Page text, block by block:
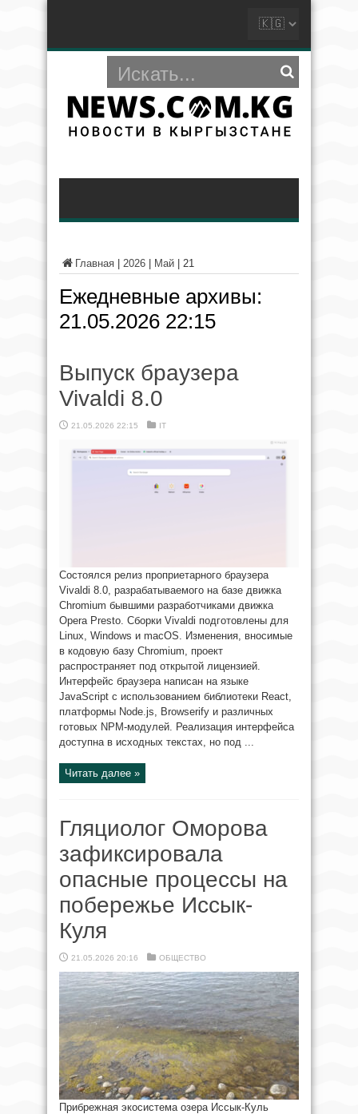
Главная 2026 Май 21
Ежедневные архивы:
21.05.2026 22:15
Выпуск браузера
Vivaldi 8.0
21.05.2026 22:15 IT
Состоялся релиз проприетарного браузера
Vivaldi 8.0, разрабатываемого на базе движка
Chromium бывшими разработчиками движка
Opera Presto. Сборки Vivaldi подготовлены для
Linux, Windows и macOS. Изменения, вносимые
в кодовую базу Chromium, проект
распространяет под открытой лицензией.
Интерфейс браузера написан на языке
JavaScript с использованием библиотеки React,
платформы Node.js, Browserify и различных
готовых NPM-модулей. Реализация интерфейса
доступна в исходных текстах, но под ...
Читать далее »
Гляциолог Оморова
зафиксировала
опасные процессы на
побережье Иссык-
Куля
21.05.2026 20:16 ОБЩЕСТВО
Прибрежная экосистема озера Иссык-Куль